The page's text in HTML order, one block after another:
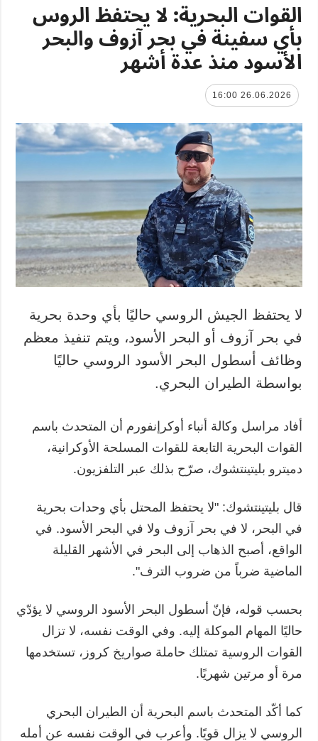
القوات البحرية: لا يحتفظ الروس
بأي سفينة في بحر آزوف والبحر
الأسود منذ عدة أشهر
26.06.2026 16:00
لا يحتفظ الجيش الروسي حاليًا بأي وحدة بحرية
في بحر آزوف أو البحر الأسود، ويتم تنفيذ معظم
وظائف أسطول البحر الأسود الروسي حاليًا
بواسطة الطيران البحري.
أفاد مراسل وكالة أنباء أوكرإنفورم أن المتحدث باسم
القوات البحرية التابعة للقوات المسلحة الأوكرانية،
دميترو بليتينتشوك، صرّح بذلك عبر التلفزيون.
قال بليتينتشوك: "لا يحتفظ المحتل بأي وحدات بحرية
في البحر، لا في بحر آزوف ولا في البحر الأسود. في
الواقع، أصبح الذهاب إلى البحر في الأشهر القليلة
الماضية ضرباً من ضروب الترف".
بحسب قوله، فإنّ أسطول البحر الأسود الروسي لا يؤدّي
حاليًا المهام الموكلة إليه. وفي الوقت نفسه، لا تزال
القوات الروسية تمتلك حاملة صواريخ كروز، تستخدمها
مرة أو مرتين شهريًا.
كما أكّد المتحدث باسم البحرية أن الطيران البحري
الروسي لا يزال قويًا. وأعرب في الوقت نفسه عن أمله